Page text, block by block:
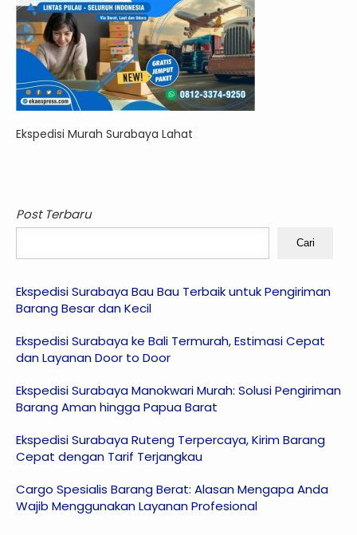
Ekspedisi Murah Surabaya Lahat
Post Terbaru
Cari
Ekspedisi Surabaya Bau Bau Terbaik untuk Pengiriman
Barang Besar dan Kecil
Ekspedisi Surabaya ke Bali Termurah, Estimasi Cepat
dan Layanan Door to Door
Ekspedisi Surabaya Manokwari Murah: Solusi Pengiriman
Barang Aman hingga Papua Barat
Ekspedisi Surabaya Ruteng Terpercaya, Kirim Barang
Cepat dengan Tarif Terjangkau
Cargo Spesialis Barang Berat: Alasan Mengapa Anda
Wajib Menggunakan Layanan Profesional